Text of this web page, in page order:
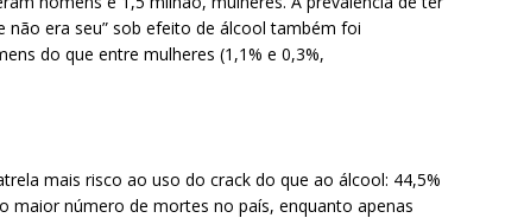
era seu” sob efeito de álcool também foi
do que entre mulheres (1,1% e 0,3%,
mais risco ao uso do crack do que ao álcool: 44,5%
maior número de mortes no país, enquanto apenas